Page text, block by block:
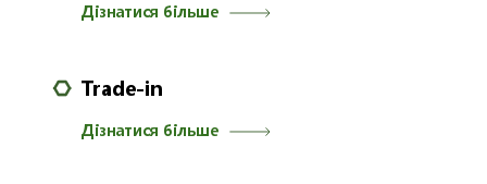
Дізнатися більше
Trade-in
Дізнатися більше